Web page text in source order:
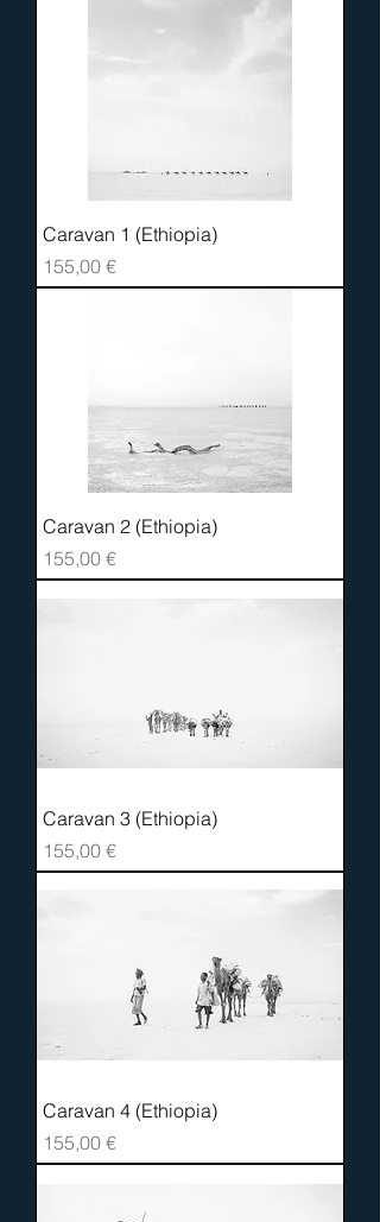
Caravan 1 (Ethiopia)
Prix
155,00 €
Caravan 2 (Ethiopia)
Prix
155,00 €
Caravan 3 (Ethiopia)
Prix
155,00 €
Caravan 4 (Ethiopia)
Prix
155,00 €